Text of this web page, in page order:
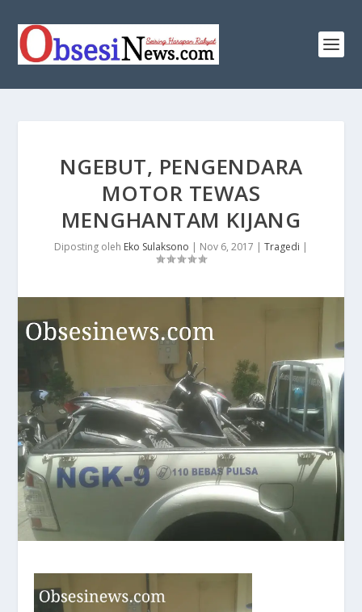
​NGEBUT, PENGENDARA
MOTOR TEWAS
MENGHANTAM KIJANG
Diposting oleh Eko Sulaksono | Nov 6, 2017 | Tragedi |